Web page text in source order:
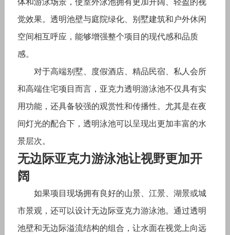
觉效果。透明池壁与庭院绿化、别墅建筑和户外休闲
空间相互呼应，能够增强整个项目的现代感和品质
感。
对于高端别墅、度假酒店、精品民宿、私人会所
和高端住宅项目而言，亚克力透明游泳池不仅具有实
用功能，还具备较强的观赏性和传播性。尤其是在夜
间灯光的配合下，透明泳池可以呈现出更加丰富的水
景层次。
无边际亚克力游泳池让视野更加开
阔
如果项目现场拥有良好的山景、江景、湖景或城
市景观，还可以设计无边际亚克力游泳池。通过透明
池壁和无边际溢流结构的组合，让水面在视觉上向远